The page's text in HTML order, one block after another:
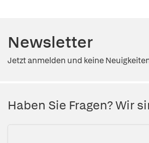
Newsletter
Jetzt anmelden und keine
Haben Sie Fragen? Wir